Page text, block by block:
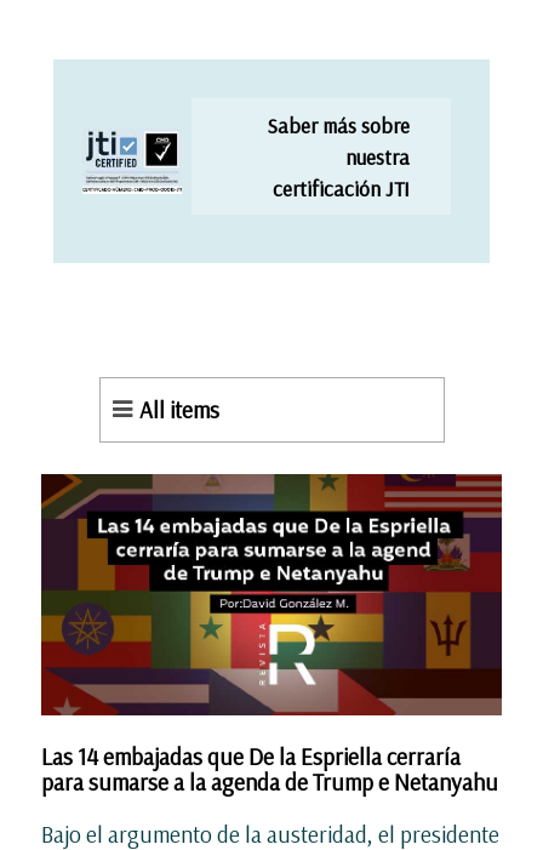
Saber más sobre
nuestra
certificación JTI
All items
Las 14 embajadas que De la Espriella cerraría
para sumarse a la agenda de Trump e Netanyahu
Bajo el argumento de la austeridad, el presidente